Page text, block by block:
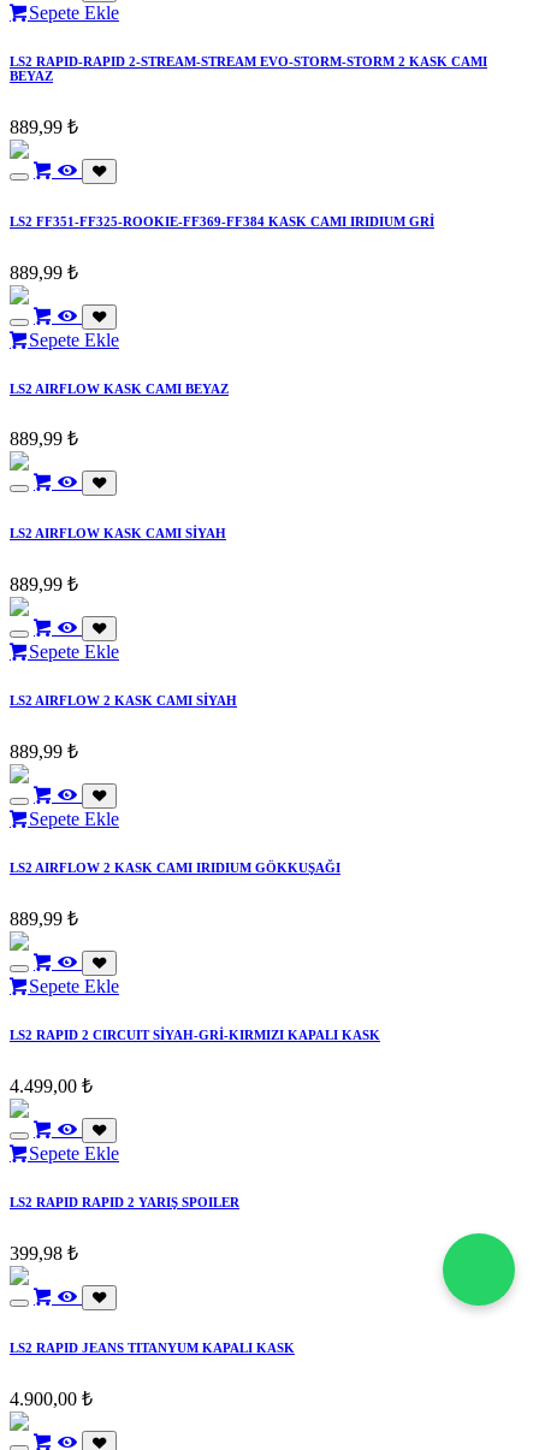
Sepete Ekle
LS2 RAPID-RAPID 2-STREAM-STREAM EVO-STORM-STORM 2 KASK CAMI
BEYAZ
889,99 ₺
LS2 FF351-FF325-ROOKIE-FF369-FF384 KASK CAMI IRIDIUM GRİ
889,99 ₺
Sepete Ekle
LS2 AIRFLOW KASK CAMI BEYAZ
889,99 ₺
LS2 AIRFLOW KASK CAMI SİYAH
889,99 ₺
Sepete Ekle
LS2 AIRFLOW 2 KASK CAMI SİYAH
889,99 ₺
Sepete Ekle
LS2 AIRFLOW 2 KASK CAMI IRIDIUM GÖKKUŞAĞI
889,99 ₺
Sepete Ekle
LS2 RAPID 2 CIRCUIT SİYAH-GRİ-KIRMIZI KAPALI KASK
4.499,00 ₺
Sepete Ekle
LS2 RAPID RAPID 2 YARIŞ SPOILER
399,98 ₺
LS2 RAPID JEANS TITANYUM KAPALI KASK
4.900,00 ₺